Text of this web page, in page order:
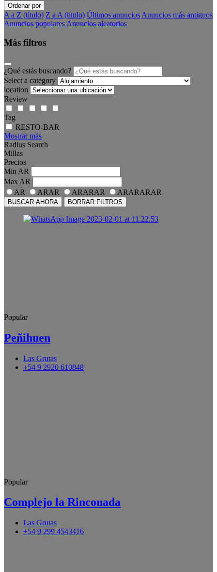
Ordenar por
A a Z (título) Z a A (título) Últimos anuncios Anuncios más antiguos
Anuncios populares Anuncios aleatorios
Más filtros
¿Qué estás buscando?
Select a category
location
Review
Tag
RESTO-BAR
Mostrar más
Radius Search
Millas
Precios
Min AR
Max AR
AR
ARAR ARARAR ARARARAR
BUSCAR AHORA BORRAR FILTROS
Popular
Peñihuen
Las Grutas
+54 9 2920 610848
Popular
Complejo la Rinconada
Las Grutas
+54 9 299 4543416